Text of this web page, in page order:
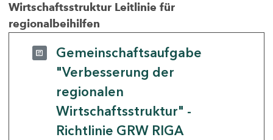
Wirtschaftsstruktur Leitlinie für
regionalbeihilfen
Gemeinschaftsaufgabe
"Verbesserung der
regionalen
Wirtschaftsstruktur" -
Richtlinie GRW RIGA